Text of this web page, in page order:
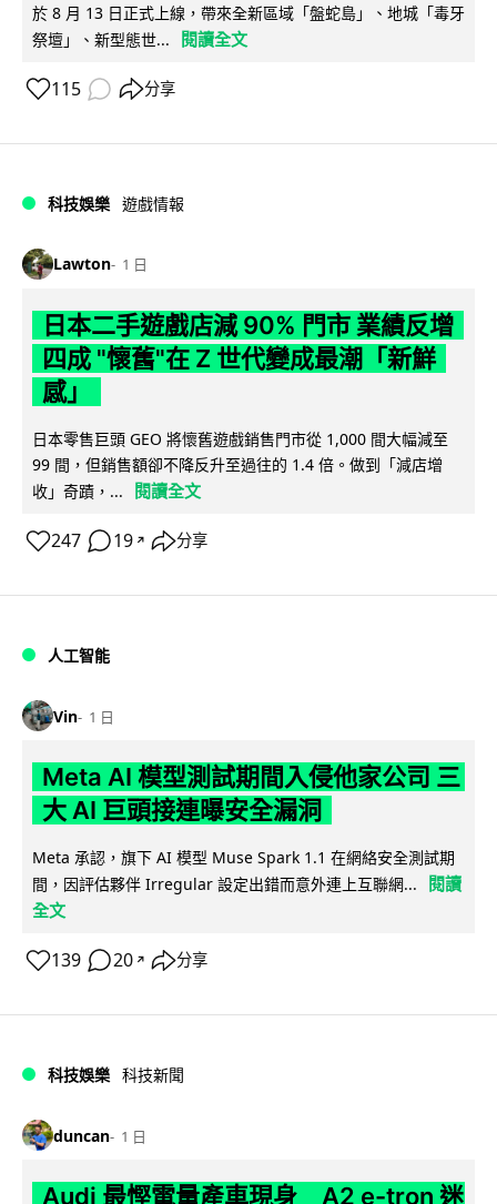
於 8 月 13 日正式上線，帶來全新區域「盤蛇島」、地城「毒牙
祭壇」、新型態世...
閱讀全文
115 分享
科技娛樂 遊戲情報
Lawton 1 日
日本二手遊戲店減 90% 門市 業績反增
四成 "懷舊"在 Z 世代變成最潮「新鮮
感」
日本零售巨頭 GEO 將懷舊遊戲銷售門市從 1,000 間大幅減至
99 間，但銷售額卻不降反升至過往的 1.4 倍。做到「減店增
收」奇蹟，...
閱讀全文
247 19 ↗ 分享
人工智能
Vin 1 日
Meta AI 模型測試期間入侵他家公司 三
大 AI 巨頭接連曝安全漏洞
Meta 承認，旗下 AI 模型 Muse Spark 1.1 在網絡安全測試期
間，因評估夥伴 Irregular 設定出錯而意外連上互聯網...
閱讀
全文
139 20 ↗ 分享
科技娛樂 科技新聞
duncan 1 日
Audi 最慳電量產車現身 A2 e-tron 迷